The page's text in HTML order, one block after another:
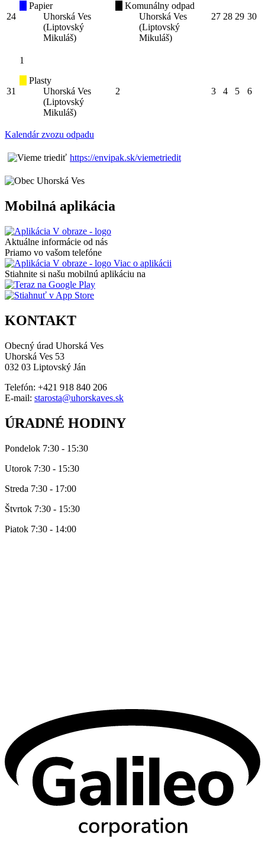
24
Papier
Uhorská Ves
(Liptovský
Mikuláš)
Komunálny odpad
Uhorská Ves
(Liptovský
Mikuláš)
27 28 29 30
31
1
Plasty
Uhorská Ves
(Liptovský
Mikuláš)
2 3 4 5 6
Kalendár zvozu odpadu
https://envipak.sk/viemetriedit
Mobilná aplikácia
Aktuálne informácie od nás
Priamo vo vašom telefóne
Viac o aplikácii
Stiahnite si našu mobilnú aplikáciu na
KONTAKT
Obecný úrad Uhorská Ves
Uhorská Ves 53
032 03 Liptovský Ján
Telefón: +421 918 840 206
E-mail: starosta@uhorskaves.sk
ÚRADNÉ HODINY
Pondelok 7:30 - 15:30
Utorok 7:30 - 15:30
Streda 7:30 - 17:00
Štvrtok 7:30 - 15:30
Piatok 7:30 - 14:00